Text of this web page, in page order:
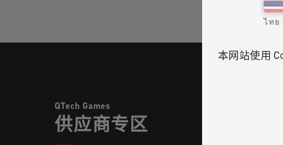
QTech Games
供应商专区
ไทย
本网站使用